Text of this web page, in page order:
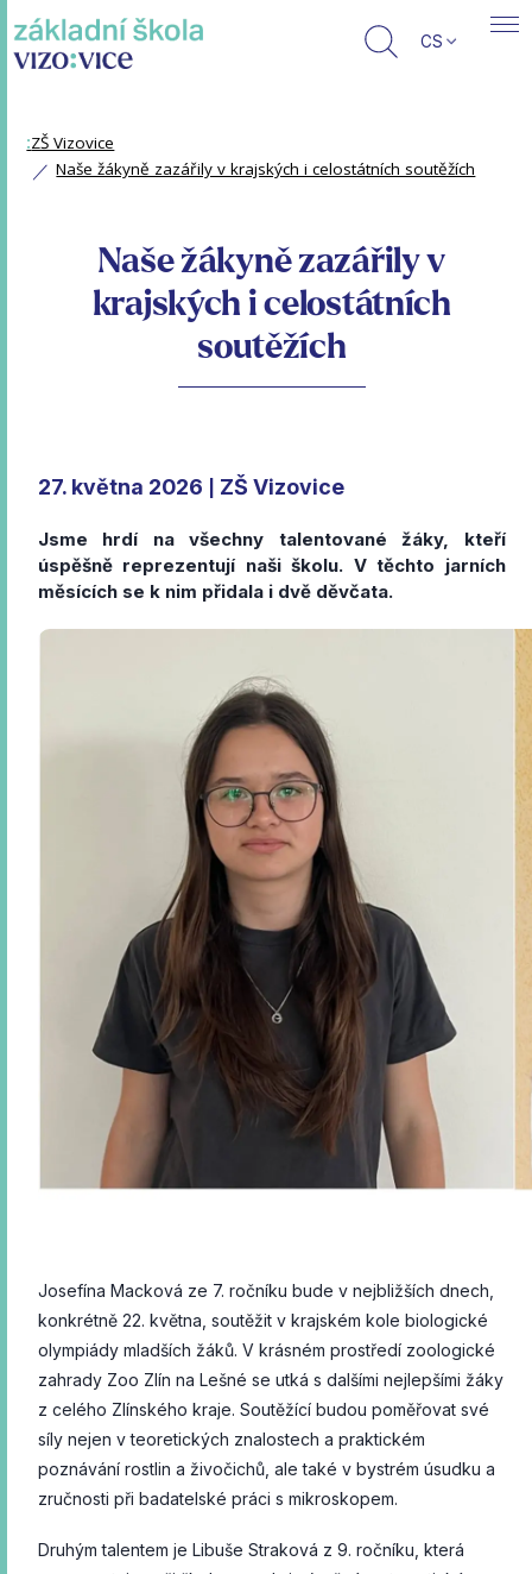
CS
:ZŠ Vizovice
Naše žákyně zazářily v krajských i celostátních soutěžích
Naše žákyně zazářily v
krajských i celostátních
soutěžích
27. května 2026 ZŠ Vizovice
Jsme hrdí na všechny talentované žáky, kteří
úspěšně reprezentují naši školu. V těchto jarních
měsících se k nim přidala i dvě děvčata.
Josefína Macková ze 7. ročníku bude v nejbližších dnech,
konkrétně 22. května, soutěžit v krajském kole biologické
olympiády mladších žáků. V krásném prostředí zoologické
zahrady Zoo Zlín na Lešné se utká s dalšími nejlepšími žáky
z celého Zlínského kraje. Soutěžící budou poměřovat své
síly nejen v teoretických znalostech a praktickém
poznávání rostlin a živočichů, ale také v bystrém úsudku a
zručnosti při badatelské práci s mikroskopem.
Druhým talentem je Libuše Straková z 9. ročníku, která